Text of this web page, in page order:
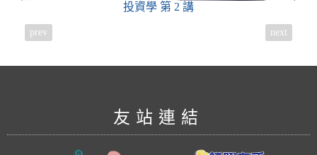
投資學 第 2 講
prev next
友站連結